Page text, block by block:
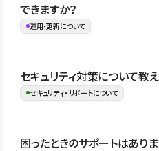
お問合せはこちら
管理の有無などがプランごとに異
ージをご覧ください。
できますか？
運用・更新について
はい。CMSやコンポーネントを活
ことで、デザインを崩しにくい状
ながらレイアウトに影響を与えず
セキュリティ対策について教え
セキュリティ・サポートについて
Studioでは、公開サイトやサービ
困ったときのサポートはありま